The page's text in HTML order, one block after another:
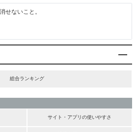
せないこと。
総合ランキング
サイト・アプリの使いやすさ